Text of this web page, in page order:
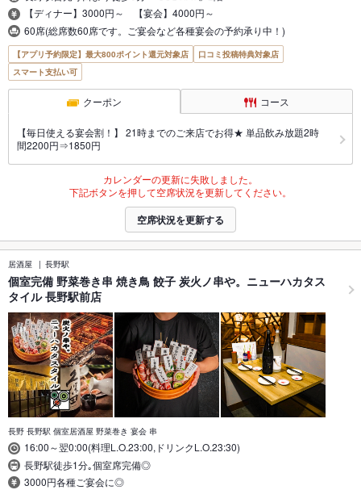
【ディナー】3000円～ 【宴会】4000円～
60席(総席数60席です。ご宴会など各種宴会の予約承り中！)
【アプリ予約限定】最大800ポイント還元対象店
口コミ投稿特典対象店
スマート支払い可
クーポン コース
【毎日使える宴会割！】 21時までのご来店でお得★ 単品飲み放題2時
間2200円⇒1850円
カレンダーの更新に失敗しました。
下記ボタンを押して空席状況を更新してください。
空席状況を更新する
居酒屋 長野駅
個室完備 野菜巻き串 焼き鳥 餃子 炭火ノ串や。ニューハカタス
タイル 長野駅前店
長野 長野駅 個室居酒屋 野菜巻き 宴会 串
16:00～翌0:00(料理L.O.23:00,ドリンクL.O.23:30)
長野駅徒歩1分｡個室席完備◎
3000円各種ご宴会に◎